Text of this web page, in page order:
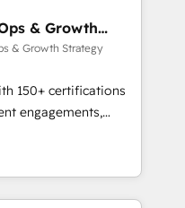
Our mission
full potential
unmatched
support, we equip
with confidence
& Growth
& Growth Strategy
150+ certifications
engagements,
onboarding to
in-house team
drive long-term